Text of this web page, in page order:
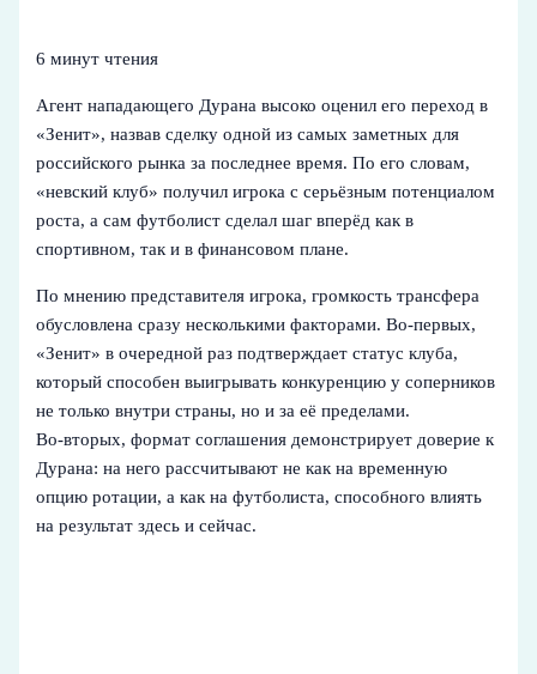
6 минут чтения
Агент нападающего Дурана высоко оценил его переход в
«Зенит», назвав сделку одной из самых заметных для
российского рынка за последнее время. По его словам,
«невский клуб» получил игрока с серьёзным потенциалом
роста, а сам футболист сделал шаг вперёд как в
спортивном, так и в финансовом плане.
По мнению представителя игрока, громкость трансфера
обусловлена сразу несколькими факторами. Во‑первых,
«Зенит» в очередной раз подтверждает статус клуба,
который способен выигрывать конкуренцию у соперников
не только внутри страны, но и за её пределами.
Во‑вторых, формат соглашения демонстрирует доверие к
Дурана: на него рассчитывают не как на временную
опцию ротации, а как на футболиста, способного влиять
на результат здесь и сейчас.